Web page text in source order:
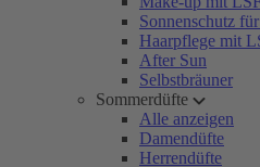
Sonnenschutz
Haarpflege mit
After Sun
Selbstbräuner
Sommerdüfte
Alle anzeigen
Damendüfte
Herrendüfte